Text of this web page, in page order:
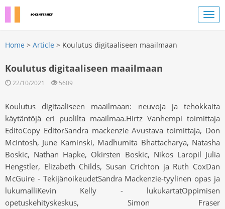
Home > Article > Koulutus digitaaliseen maailmaan
Koulutus digitaaliseen maailmaan
22/10/2021 5609
Koulutus digitaaliseen maailmaan: neuvoja ja tehokkaita
käytäntöjä eri puolilta maailmaa.Hirtz Vanhempi toimittaja
EditoCopy EditorSandra mackenzie Avustava toimittaja, Don
McIntosh, June Kaminski, Madhumita Bhattacharya, Natasha
Boskic, Nathan Hapke, Okirsten Boskic, Nikos Laropil Julia
Hengstler, Elizabeth Childs, Susan Crichton ja Ruth CoxDan
McGuire - TekijänoikeudetSandra Mackenzie-tyylinen opas ja
lukumalliKevin Kelly - lukukartatOppimisen
opetuskehityskeskus, Simon Fraser